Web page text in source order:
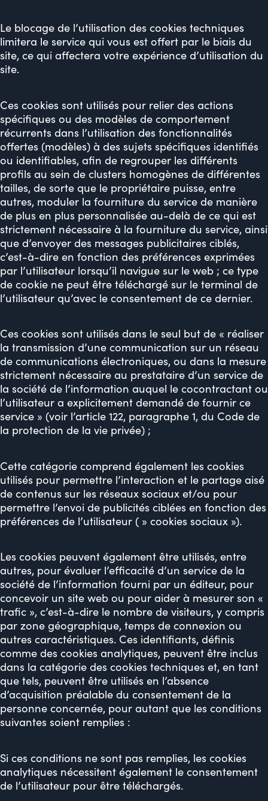
Le blocage de l’utilisation des cookies techniques
limitera le service qui vous est offert par le biais du
site, ce qui affectera votre expérience d’utilisation du
site.
Ces cookies sont utilisés pour relier des actions
spécifiques ou des modèles de comportement
récurrents dans l’utilisation des fonctionnalités
offertes (modèles) à des sujets spécifiques identifiés
ou identifiables, afin de regrouper les différents
profils au sein de clusters homogènes de différentes
tailles, de sorte que le propriétaire puisse, entre
autres, moduler la fourniture du service de manière
de plus en plus personnalisée au-delà de ce qui est
strictement nécessaire à la fourniture du service, ainsi
que d’envoyer des messages publicitaires ciblés,
c’est-à-dire en fonction des préférences exprimées
par l’utilisateur lorsqu’il navigue sur le web ; ce type
de cookie ne peut être téléchargé sur le terminal de
l’utilisateur qu’avec le consentement de ce dernier.
Ces cookies sont utilisés dans le seul but de « réaliser
la transmission d’une communication sur un réseau
de communications électroniques, ou dans la mesure
strictement nécessaire au prestataire d’un service de
la société de l’information auquel le cocontractant ou
l’utilisateur a explicitement demandé de fournir ce
service » (voir l’article 122, paragraphe 1, du Code de
la protection de la vie privée) ;
Cette catégorie comprend également les cookies
utilisés pour permettre l’interaction et le partage aisé
de contenus sur les réseaux sociaux et/ou pour
permettre l’envoi de publicités ciblées en fonction des
préférences de l’utilisateur ( » cookies sociaux »).
Les cookies peuvent également être utilisés, entre
autres, pour évaluer l’efficacité d’un service de la
société de l’information fourni par un éditeur, pour
concevoir un site web ou pour aider à mesurer son «
trafic », c’est-à-dire le nombre de visiteurs, y compris
par zone géographique, temps de connexion ou
autres caractéristiques. Ces identifiants, définis
comme des cookies analytiques, peuvent être inclus
dans la catégorie des cookies techniques et, en tant
que tels, peuvent être utilisés en l’absence
d’acquisition préalable du consentement de la
personne concernée, pour autant que les conditions
suivantes soient remplies :
Si ces conditions ne sont pas remplies, les cookies
analytiques nécessitent également le consentement
de l’utilisateur pour être téléchargés.